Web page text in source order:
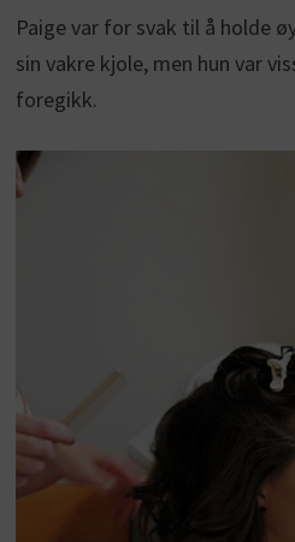
Paige var for svak til å holde
sin vakre kjole, men hun var
foregikk.